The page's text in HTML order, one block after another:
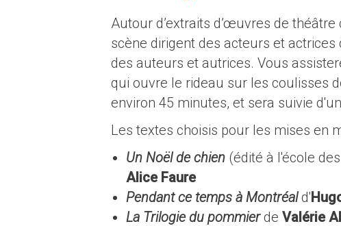
Autour d’extraits d’œuvres de
scène dirigent des acteurs et
des auteurs et autrices. Vous
qui ouvre le rideau sur les coulisses
environ 45 minutes, et sera suivie
Les textes choisis pour les mises en
Un Noël de chien (édité à l'école
Alice Faure
Pendant ce temps à Montréald'
La Trilogie du pommierde Valérie